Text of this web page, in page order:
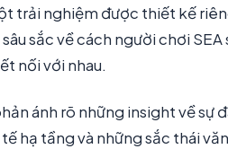
trải nghiệm được thiết kế
sắc về cách người chơi SEA
nối với nhau.
ánh rõ những insight về sự
hạ tầng và những sắc thái